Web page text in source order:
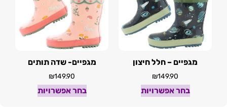
מגפיים – חלל חיצון
₪149.90
בחר אפשרויות
מגפיים- שדה תותים
₪149.90
בחר אפשרויות